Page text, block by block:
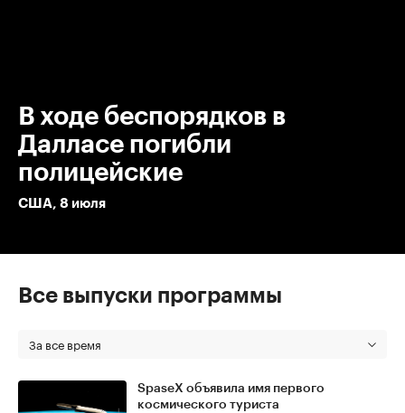
В ходе беспорядков в
Далласе погибли
полицейские
США, 8 июля
Все выпуски программы
За все время
SpaseX объявила имя первого
космического туриста